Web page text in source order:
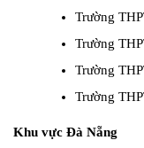
Trường
Trường
Trường
Trường
Khu vực Đà Nẵng